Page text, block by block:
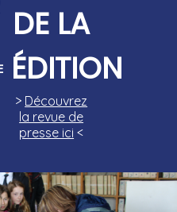
DE LA
ÉDITION
> Découvrez
la revue de
presse ici <